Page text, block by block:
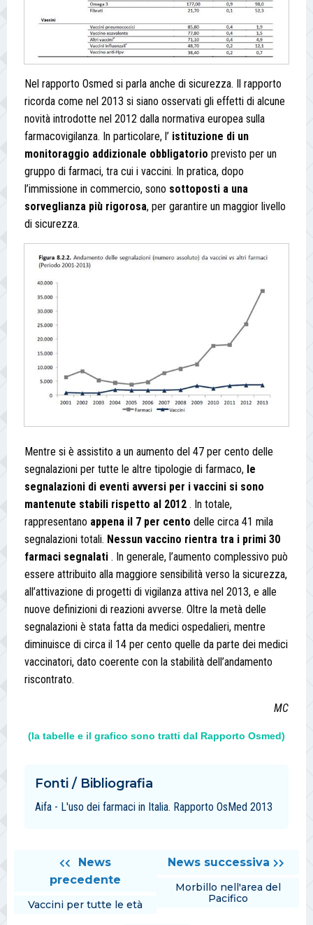
Nel rapporto Osmed si parla anche di sicurezza. Il rapporto
ricorda come nel 2013 si siano osservati gli effetti di alcune
novità introdotte nel 2012 dalla normativa europea sulla
farmacovigilanza. In particolare, l’ istituzione di un
monitoraggio addizionale obbligatorio previsto per un
gruppo di farmaci, tra cui i vaccini. In pratica, dopo
l’immissione in commercio, sono sottoposti a una
sorveglianza più rigorosa, per garantire un maggior livello
di sicurezza.
Mentre si è assistito a un aumento del 47 per cento delle
segnalazioni per tutte le altre tipologie di farmaco, le
segnalazioni di eventi avversi per i vaccini si sono
mantenute stabili rispetto al 2012 . In totale,
rappresentano appena il 7 per cento delle circa 41 mila
segnalazioni totali. Nessun vaccino rientra tra i primi 30
farmaci segnalati . In generale, l’aumento complessivo può
essere attribuito alla maggiore sensibilità verso la sicurezza,
all’attivazione di progetti di vigilanza attiva nel 2013, e alle
nuove definizioni di reazioni avverse. Oltre la metà delle
segnalazioni è stata fatta da medici ospedalieri, mentre
diminuisce di circa il 14 per cento quelle da parte dei medici
vaccinatori, dato coerente con la stabilità dell’andamento
riscontrato.
MC
(la tabelle e il grafico sono tratti dal Rapporto Osmed)
Fonti / Bibliografia
Aifa - L'uso dei farmaci in Italia. Rapporto OsMed 2013
News
precedente
Vaccini per tutte le età
News successiva
Morbillo nell'area del
Pacifico